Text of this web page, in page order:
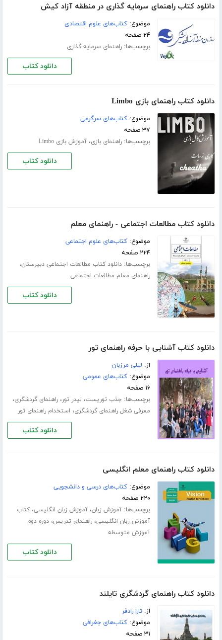
دانلود کتاب راهنمای سرمایه گذاری در منطقه آزاد کیش
موضوع:کتاب‌های علوم اقتصادی
۲۴ صفحه
برچسب‌ها:راهنمای سرمایه گذاری
دانلود کتاب
دانلود کتاب راهنمای بازی Limbo
موضوع:کتاب‌های سرگرمی
۳۷ صفحه
برچسب‌ها:راهنمای بازی،آموزش بازی Limbo
دانلود کتاب
دانلود کتاب مطالعات اجتماعی - راهنمای معلم
موضوع:کتاب‌های علوم اجتماعی
۲۲۴ صفحه
برچسب‌ها:دانلود کتاب مطالعات اجتماعی دبیرستان،
راهنمای معلم مطالعات اجتماعی
دانلود کتاب
دانلود کتاب آشنایی با حرفه راهنمای تور
از: لیلی مرزبان
موضوع:کتاب‌های عمومی
۱۶ صفحه
برچسب‌ها: جذب توریست، لیدر تور،راهنمای گردشگری،
معرفی شغل راهنمای گردشگری، استخدام راهنمای تور
دانلود کتاب
دانلود کتاب راهنمای معلم انگلیسی
موضوع:کتاب‌های درسی و دانشجویی
۲۲۰ صفحه
برچسب‌ها:آموزش زبان،آموزش زبان انگلیسی،کتاب
آموزش زبان انگلیسی،راهنمای تدریس،دوره دوم
آموزش متوسطه
دانلود کتاب
دانلود کتاب راهنمای گردشگری تایلند
از:تارا رادفر
موضوع:کتاب‌های جغرافی
۳۱ صفحه